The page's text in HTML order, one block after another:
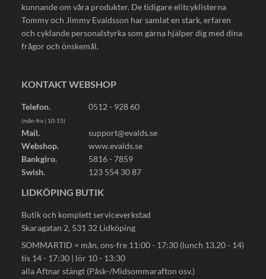
kunnande om våra produkter. De tidigare elitcyklisterna
Tommy och Jimmy Evaldsson har samlat en stark, erfaren
och cyklande personalstyrka som gärna hjälper dig med dina
frågor och önskemål.
KONTAKT WEBSHOP
Telefon. 0512 - 928 60
(mån-fre | 10-15)
Mail.
support@evalds.se
Webshop.
www.evalds.se
Bankgiro.
5816 - 7859
Swish.
123 554 30 87
LIDKÖPING BUTIK
Butik och komplett serviceverkstad
Skaragatan 2, 531 32 Lidköping
SOMMARTID = mån, ons-fre 11:00 - 17:30 (lunch 13.20 - 14)
tis 14 - 17:30 | lör 10 - 13:30
alla Aftnar stängt (Påsk-/Midsommarafton osv.)